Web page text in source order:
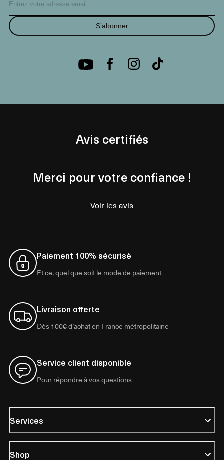
S’abonner
Avis certifiés
Merci pour votre confiance !
Voir les avis
Paiement 100% sécurisé
Et ce, quel que soit le mode de paiement
Livraison offerte
Dès 100€ d’achat en France métropolitaine
Service client disponible
Pour répondre à vos questions
Services
Shop